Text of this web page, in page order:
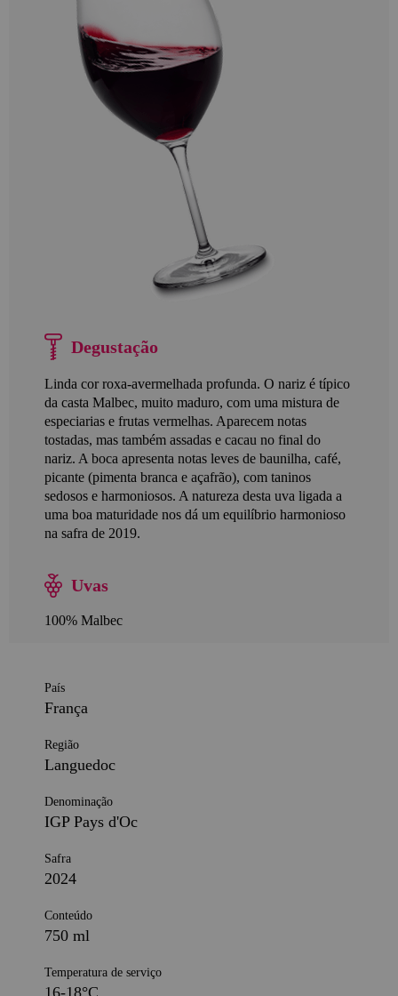
Degustação
Linda cor roxa-avermelhada profunda. O nariz é típico
da casta Malbec, muito maduro, com uma mistura de
especiarias e frutas vermelhas. Aparecem notas
tostadas, mas também assadas e cacau no final do
nariz. A boca apresenta notas leves de baunilha, café,
picante (pimenta branca e açafrão), com taninos
sedosos e harmoniosos. A natureza desta uva ligada a
uma boa maturidade nos dá um equilíbrio harmonioso
na safra de 2019.
Uvas
100% Malbec
País
França
Região
Languedoc
Denominação
IGP Pays d'Oc
Safra
2024
Conteúdo
750 ml
Temperatura de serviço